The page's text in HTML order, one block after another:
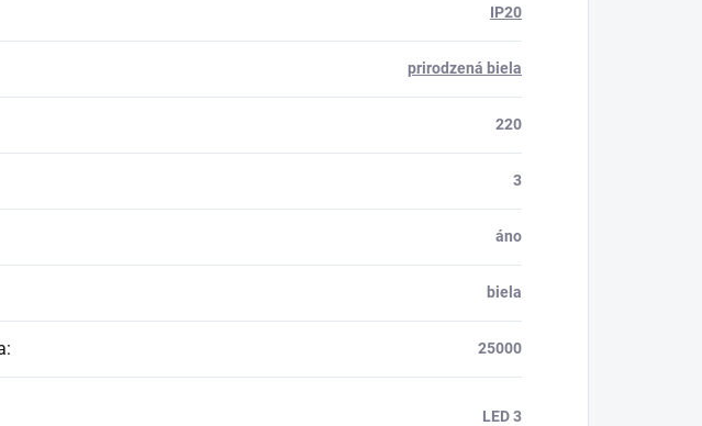
IP20
prirodzená biela
220
3
áno
biela
: 25000
LED 3